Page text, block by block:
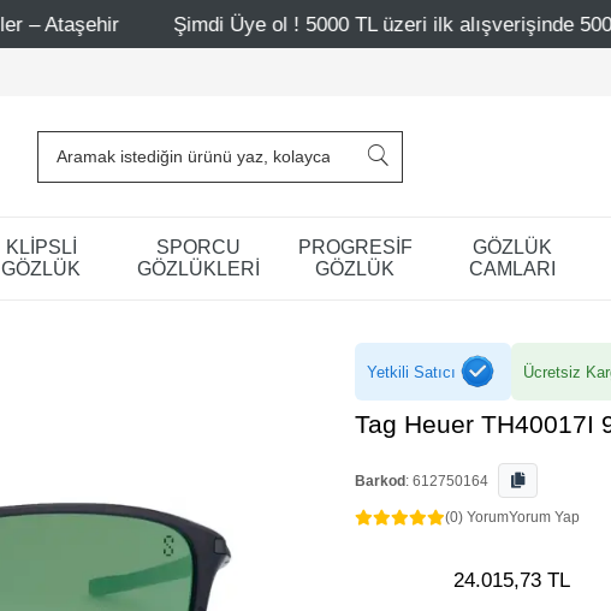
Şimdi Üye ol ! 5000 TL üzeri ilk alışverişinde 500 TL indirim
KLİPSLİ
GÖZLÜK
SPORCU
GÖZLÜKLERİ
PROGRESİF
GÖZLÜK
GÖZLÜK
CAMLARI
Yetkili Satıcı Ücretsiz
Tag Heuer TH40017I
Barkod : 612750164
(0) YorumYorum Yap
24.015,73 TL